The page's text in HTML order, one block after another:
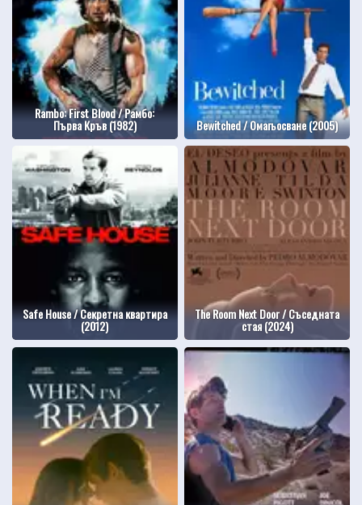
Rambo: First Blood / Рамбо:
Първа Кръв (1982) Bewitched / Омагьосване (2005)
Safe House / Секретна квартира
(2012)
The Room Next Door / Съседната
стая (2024)